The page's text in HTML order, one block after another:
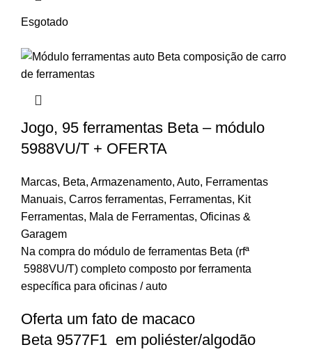
Esgotado
Jogo, 95 ferramentas Beta – módulo
5988VU/T + OFERTA
Marcas, Beta, Armazenamento, Auto, Ferramentas
Manuais, Carros ferramentas, Ferramentas, Kit
Ferramentas, Mala de Ferramentas, Oficinas &
Garagem
Na compra do módulo de ferramentas Beta (rfª
5988VU/T) completo composto por ferramenta
específica para oficinas / auto
Oferta um fato de macaco
Beta 9577F1 em poliéster/algodão